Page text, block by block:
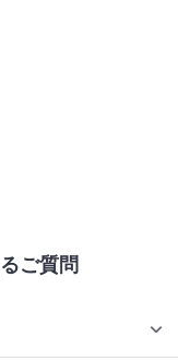
ご質問